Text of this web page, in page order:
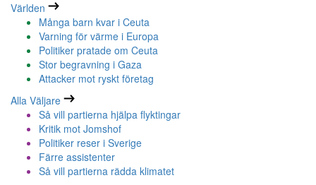
Världen
Många barn kvar i Ceuta
Varning för värme i Europa
Politiker pratade om Ceuta
Stor begravning i Gaza
Attacker mot ryskt företag
Alla Väljare
Så vill partierna hjälpa flyktingar
Kritik mot Jomshof
Politiker reser i Sverige
Färre assistenter
Så vill partierna rädda klimatet